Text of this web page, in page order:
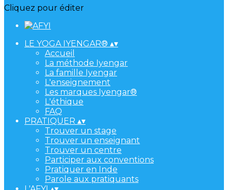
Cliquez pour éditer
LE YOGA IYENGAR® ▴▾
Accueil
La méthode Iyengar
La famille Iyengar
L'enseignement
Les marques Iyengar®
L'éthique
FAQ
PRATIQUER ▴▾
Trouver un stage
Trouver un enseignant
Trouver un centre
Participer aux conventions
Pratiquer en Inde
Parole aux pratiquants